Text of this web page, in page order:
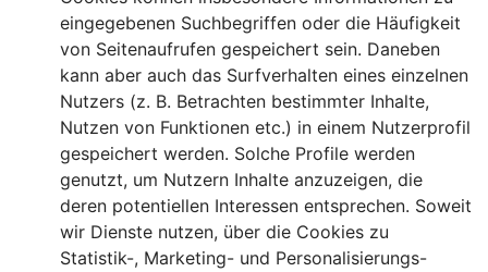
eingegebenen Suchbegriffen oder die Häufigkeit
von Seitenaufrufen gespeichert sein. Daneben
kann aber auch das Surfverhalten eines einzelnen
Nutzers (z. B. Betrachten bestimmter Inhalte,
Nutzen von Funktionen etc.) in einem Nutzerprofil
gespeichert werden. Solche Profile werden
genutzt, um Nutzern Inhalte anzuzeigen, die
deren potentiellen Interessen entsprechen. Soweit
wir Dienste nutzen, über die Cookies zu
Statistik-, Marketing- und Personalisierungs-